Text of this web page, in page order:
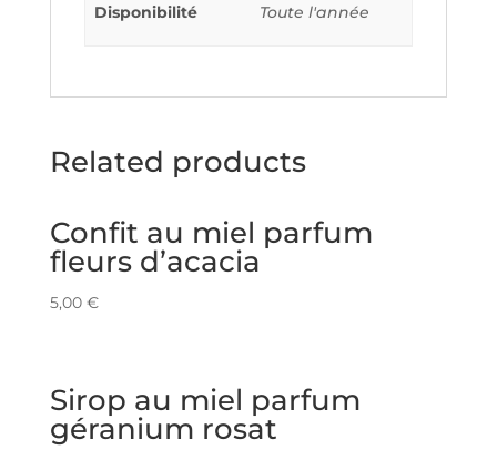
Disponibilité Toute l'année
Related products
Confit au miel parfum
fleurs d’acacia
5,00 €
Sirop au miel parfum
géranium rosat